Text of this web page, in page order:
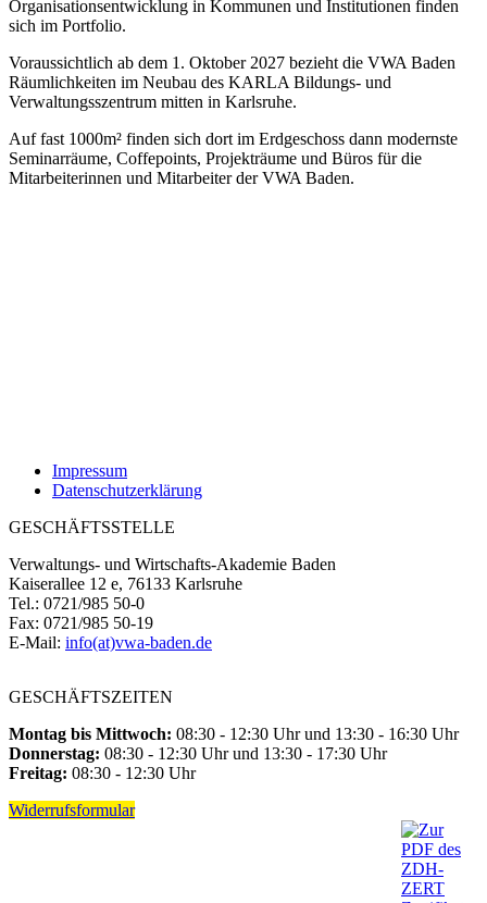
Organisationsentwicklung in Kommunen und Institutionen finden
sich im Portfolio.
Voraussichtlich ab dem 1. Oktober 2027 bezieht die VWA Baden
Räumlichkeiten im Neubau des KARLA Bildungs- und
Verwaltungsszentrum mitten in Karlsruhe.
Auf fast 1000m² finden sich dort im Erdgeschoss dann modernste
Seminarräume, Coffepoints, Projekträume und Büros für die
Mitarbeiterinnen und Mitarbeiter der VWA Baden.
Impressum
Datenschutzerklärung
GESCHÄFTSSTELLE
Verwaltungs- und Wirtschafts-Akademie Baden
Kaiserallee 12 e, 76133 Karlsruhe
Tel.: 0721/985 50-0
Fax: 0721/985 50-19
E-Mail: info(at)vwa-baden.de
GESCHÄFTSZEITEN
Montag bis Mittwoch: 08:30 - 12:30 Uhr und 13:30 - 16:30 Uhr
Donnerstag: 08:30 - 12:30 Uhr und 13:30 - 17:30 Uhr
Freitag: 08:30 - 12:30 Uhr
Widerrufsformular